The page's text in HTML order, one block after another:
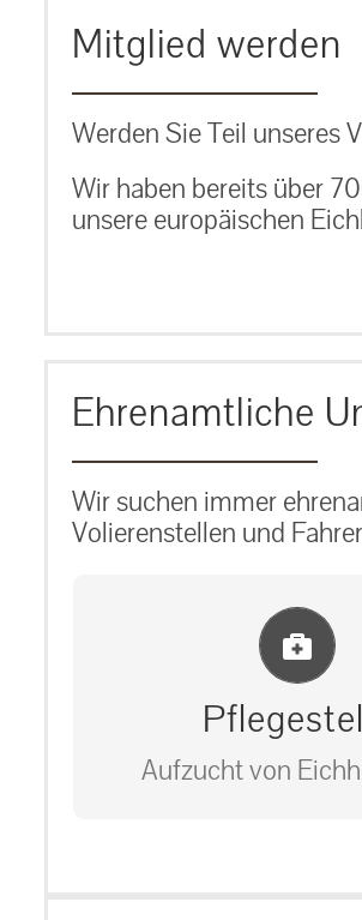
Mitglied werden
Werden Sie Teil unseres
Wir haben bereits über
unsere europäischen
Ehrenamtliche
Wir suchen immer
Volierenstellen und
Aufzucht von
Einlernung